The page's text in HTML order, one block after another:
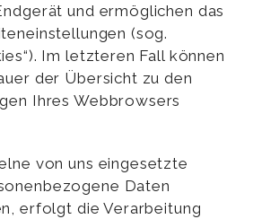
und ermöglichen das
(sog.
Im letzteren Fall können
der Übersicht zu den
Ihres Webbrowsers
von uns eingesetzte
Daten
erfolgt die Verarbeitung